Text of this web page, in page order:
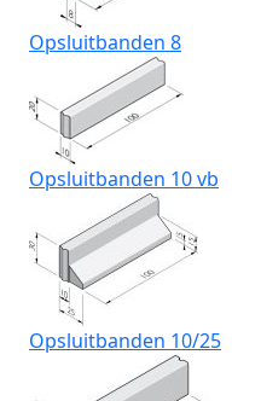
Opsluitbanden 8
Opsluitbanden 10 vb
Opsluitbanden 10/25